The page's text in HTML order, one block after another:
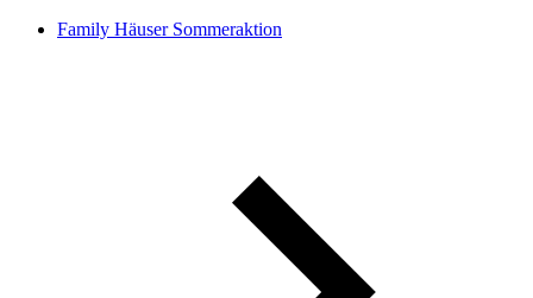
Family Häuser Sommeraktion